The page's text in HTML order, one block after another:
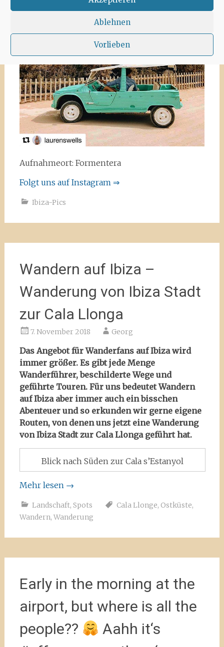
Ablehnen
Vorlieben
Aufnahmeort: Formentera
Folgt uns auf Instagram ⇒
Ibiza-Pics
Wandern auf Ibiza –
Wanderung von Ibiza Stadt
zur Cala Llonga
7. November 2018 Georg
Das Angebot für Wanderfans auf Ibiza wird
immer größer. Es gibt jede Menge
Wanderführer, beschilderte Wege und
geführte Touren. Für uns bedeutet Wandern
auf Ibiza aber immer auch ein bisschen
Abenteuer und so erkunden wir gerne eigene
Routen, von denen uns jetzt eine Wanderung
von Ibiza Stadt zur Cala Llonga geführt hat.
Blick nach Süden zur Cala s’Estanyol
Mehr lesen →
Landschaft, Spots Cala Llonge, Ostküste,
Wandern, Wanderung
Early in the morning at the
airport, but where is all the
people??
Aahh it‘s